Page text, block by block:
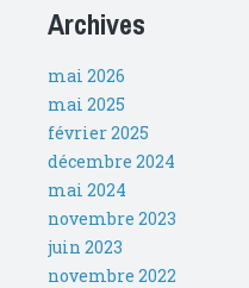
Archives
mai 2026
mai 2025
février 2025
décembre 2024
mai 2024
novembre 2023
juin 2023
novembre 2022